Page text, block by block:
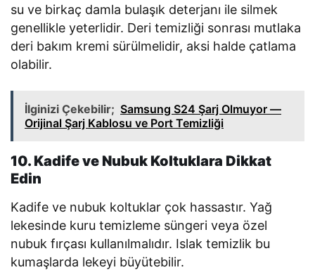
su ve birkaç damla bulaşık deterjanı ile silmek
genellikle yeterlidir. Deri temizliği sonrası mutlaka
deri bakım kremi sürülmelidir, aksi halde çatlama
olabilir.
İlginizi Çekebilir; Samsung S24 Şarj Olmuyor —
Orijinal Şarj Kablosu ve Port Temizliği
10. Kadife ve Nubuk Koltuklara Dikkat
Edin
Kadife ve nubuk koltuklar çok hassastır. Yağ
lekesinde kuru temizleme süngeri veya özel
nubuk fırçası kullanılmalıdır. Islak temizlik bu
kumaşlarda lekeyi büyütebilir.